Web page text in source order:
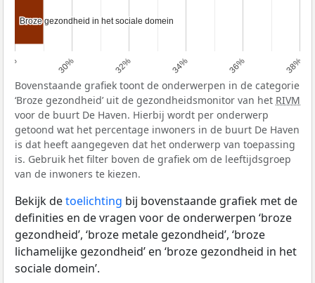
28% 30% 32% 34% 36% 38%
Broze gezondheid in het sociale domein
Broze gezondheid in het sociale domein
Bovenstaande grafiek toont de onderwerpen in de categorie
‘Broze gezondheid’ uit de gezondheidsmonitor van het RIVM
voor de buurt De Haven. Hierbij wordt per onderwerp
getoond wat het percentage inwoners in de buurt De Haven
is dat heeft aangegeven dat het onderwerp van toepassing
is. Gebruik het filter boven de grafiek om de leeftijdsgroep
van de inwoners te kiezen.
Bekijk detoelichting bij bovenstaande grafiek met de
definities en de vragen voor de onderwerpen ‘broze
gezondheid’, ‘broze metale gezondheid’, ‘broze
lichamelijke gezondheid’ en ‘broze gezondheid in het
sociale domein’.